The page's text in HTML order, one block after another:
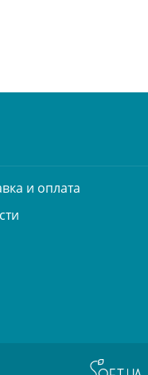
и оплата